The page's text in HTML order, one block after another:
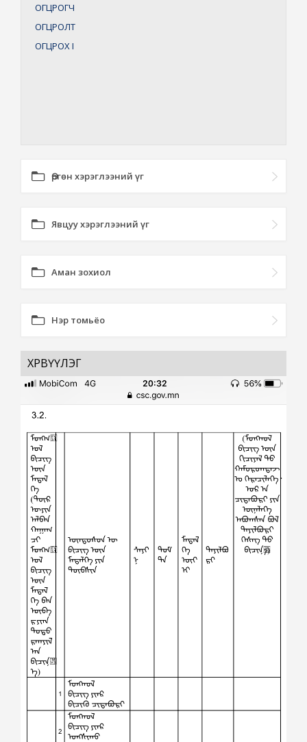
ОГЦРОГЧ
ОГЦРОЛТ
ОГЦРОХI
Өргөн хэрэглээний үг
Явцуу хэрэглээний үг
Аман зохиол
Нэр томьёо
ХӨРВҮҮЛЭГ